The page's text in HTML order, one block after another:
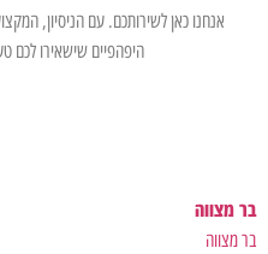
אנחנו כאן לשירותכם. עם הניסיון,
היפהפיים שישאירו לכם
בר מצווה
בר מצווה